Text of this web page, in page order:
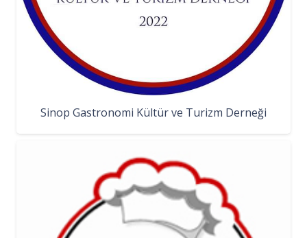
Sinop Gastronomi Kültür ve Turizm Derneği